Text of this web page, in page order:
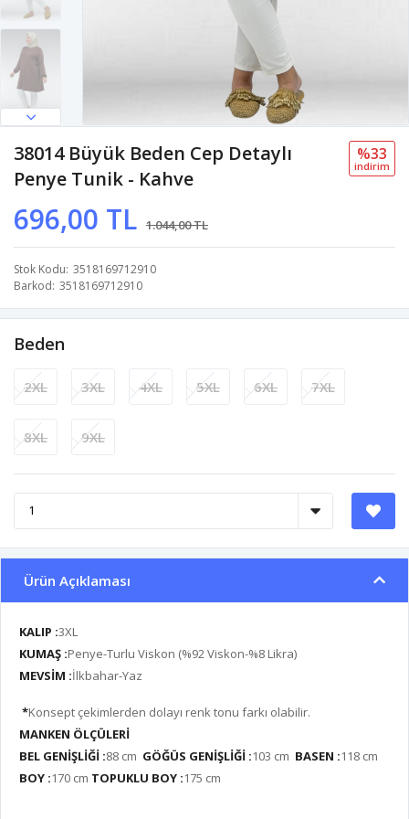
38014 Büyük Beden Cep Detaylı
Penye Tunik - Kahve
696,00 TL 1.044,00 TL
%33
i̇ndi̇ri̇m
Stok Kodu 3518169712910
Barkod 3518169712910
Beden
2XL 3XL 4XL 5XL 6XL 7XL
8XL 9XL
Ürün Açıklaması
KALIP :3XL
KUMAŞ :Penye-Turlu Viskon (%92 Viskon-%8 Likra)
MEVSİM :İlkbahar-Yaz
*Konsept çekimlerden dolayı renk tonu farkı olabilir.
MANKEN ÖLÇÜLERİ
BEL GENİŞLİĞİ :88 cm GÖĞÜS GENİŞLİĞİ :103 cm BASEN :118 cm
BOY :170 cm TOPUKLU BOY :175 cm